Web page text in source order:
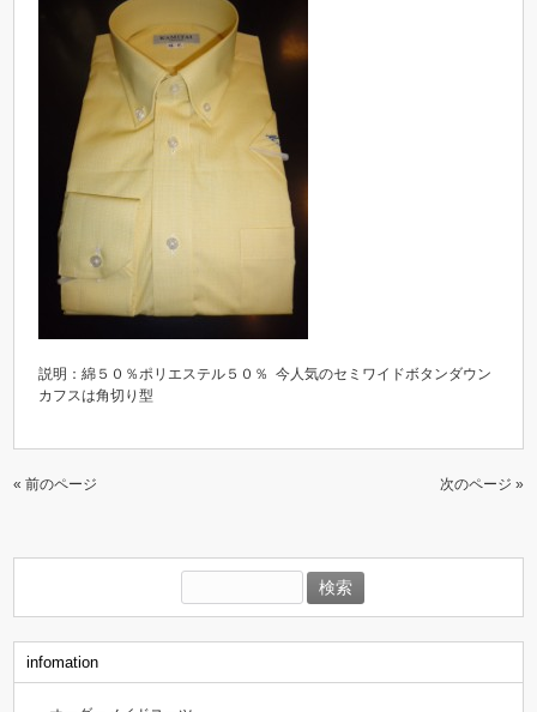
説明：綿５０％ポリエステル５０％ 今人気のセミワイドボタンダウン
カフスは角切り型
« 前のページ 次のページ »
索:
infomation